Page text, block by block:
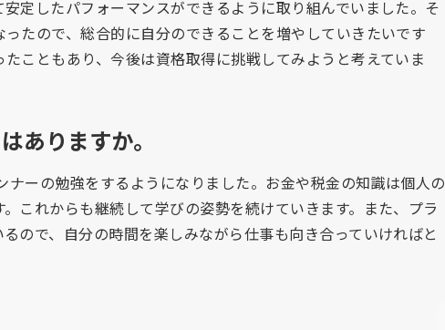
定したパフォーマンスができるように取り組んでいました。そ
たので、総合的に自分のできることを増やしていきたいです
こともあり、今後は資格取得に挑戦してみようと考えていま
ありますか。
ーの勉強をするようになりました。お金や税金の知識は個人の
これからも継続して学びの姿勢を続けていきます。また、プラ
ので、自分の時間を楽しみながら仕事も向き合っていければと